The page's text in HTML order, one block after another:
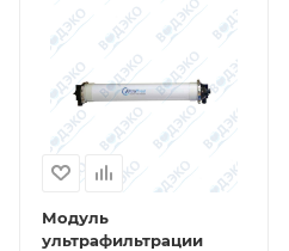
Модуль
ультрафильтрации